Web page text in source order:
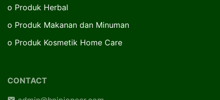
o Produk Herbal
o Produk Makanan dan Minuman
o Produk Kosmetik Home Care
CONTACT